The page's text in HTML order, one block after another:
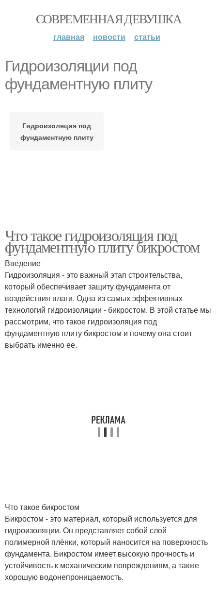
СОВРЕМЕННАЯ ДЕВУШКА
главная новости статьи
Гидроизоляции под
фундаментную плиту
Гидроизоляция под
фундаментную плиту
Что такое гидроизоляция под
фундаментную плиту бикростом
Введение
Гидроизоляция - это важный этап строительства,
который обеспечивает защиту фундамента от
воздействия влаги. Одна из самых эффективных
технологий гидроизоляции - бикростом. В этой статье мы
рассмотрим, что такое гидроизоляция под
фундаментную плиту бикростом и почему она стоит
выбрать именно ее.
Что такое бикростом
Бикростом - это материал, который используется для
гидроизоляции. Он представляет собой слой
полимерной плёнки, который наносится на поверхность
фундамента. Бикростом имеет высокую прочность и
устойчивость к механическим повреждениям, а также
хорошую водонепроницаемость.